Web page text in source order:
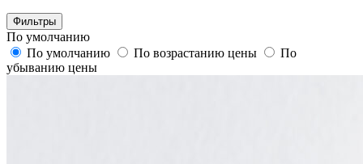
Фильтры
По умолчанию
По умолчанию
По возрастанию цены
По
убыванию цены